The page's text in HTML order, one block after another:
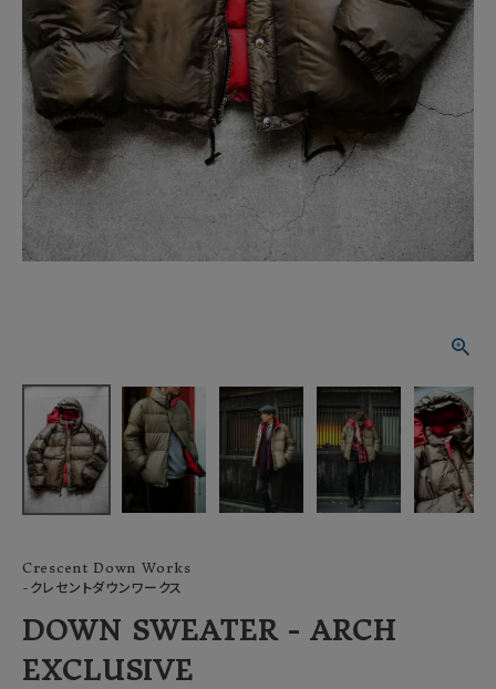
INFORMATION
ご利用ガイド
プライバシーポリシー
特定商取引法について
お問い合わせ
OFFICIAL WEB SITE
ログイン person 会員登録
Crescent Down Works
-クレセントダウンワークス
DOWN SWEATER - ARCH
EXCLUSIVE